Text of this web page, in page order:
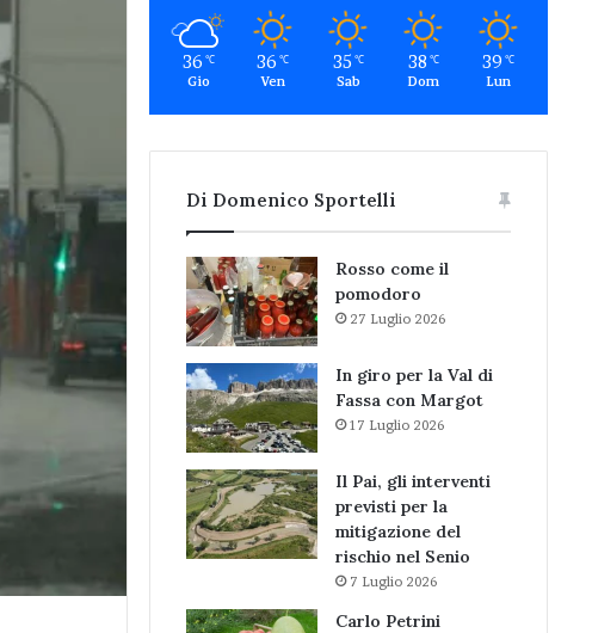
36 ℃
Gio
36 ℃
Ven
35 ℃
Sab
38 ℃
Dom
39 ℃
Lun
Di Domenico Sportelli
Rosso come il
pomodoro
27 Luglio 2026
In giro per la Val di
Fassa con Margot
17 Luglio 2026
Il Pai, gli interventi
previsti per la
mitigazione del
rischio nel Senio
7 Luglio 2026
Carlo Petrini